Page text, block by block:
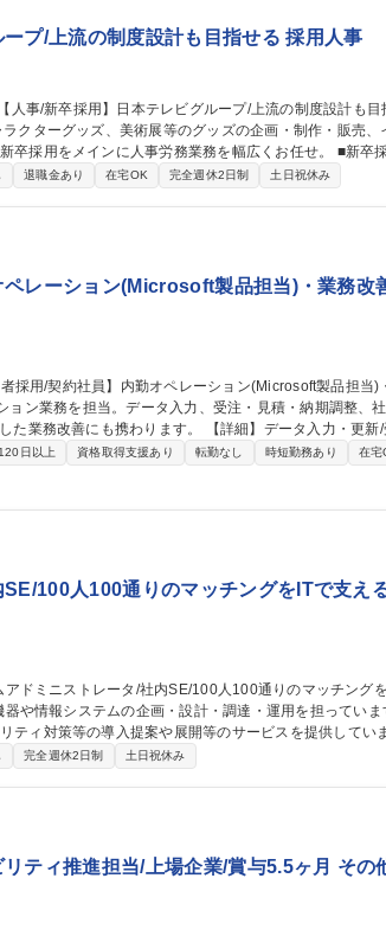
プ/上流の制度設計も目指せる 採用人事
クターグッズ、美術展等のグッズの企画・制作・販売、
メインに人事労務業務を幅広くお任せ。 ■新卒採用の企
ンターンシップ企画等） ※社内の他部署を巻き込んで、
で組織も拡大中。それに伴い組織としても安定かつ成長
お任せ。 募集職種 【人事/新卒採用】日本テ
退職金あり 在宅OK 完全週休2日制 土日祝休み
ペレーション(Microsoft製品担当)・業務改
ます。 【詳細】データ入力・更新/受注・見
応/マニュアル作成や売上データ等の資料作成/AIツール
作成や問い合わせ対応の業務改善 【働き方】Teamsや
など、無理なく柔軟に働ける環境を整えています。 募集職種
(Microsoft製品担当)・業務改善
日以上 資格取得支援あり 転勤なし 時短勤務あり
在宅
100人100通りのマッチングをITで支え
ティ対策等の導入提案や展開等のサービスを提供してい
ステムの設計/構築/運用保守■社内用IaaS/SaaS/Idpの設
くり、つまり「チームワークあふれる“会社”を創る」た
る」をミッションとしています 募集職種 ■システムア
チングをITで支える
完全週休2日制 土日祝休み
リティ推進担当/上場企業/賞与5.5ヶ月 その